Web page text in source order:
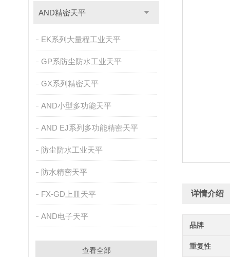
AND精密天平
EK系列大量程工业天平
GP系防尘防水工业天平
GX系列精密天平
AND小型多功能天平
AND EJ系列多功能精密天平
防尘防水工业天平
防水精密天平
FX-GD上皿天平
AND电子天平
查看全部
详情介绍
品牌
重复性